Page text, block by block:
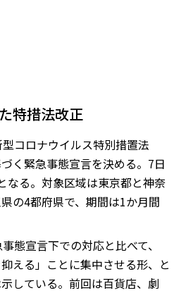
JP EN
特措法改正
コロナウイルス特別措置法
づく緊急事態宣言を決める。7日
なる。対象区域は東京都と神奈
の4都府県で、期間は1か月間
態宣言下での対応と比べて、
える」ことに集中させる形、と
している。前回は百貨店、劇